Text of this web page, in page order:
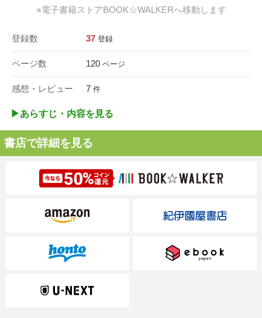
※電子書籍ストアBOOK☆WALKERへ移動します
登録数 37 登録
ページ数 120 ページ
感想・レビュー 7 件
▶︎あらすじ・内容を見る
書店で詳細を見る